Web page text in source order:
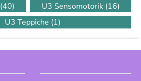
(40) U3 Sensomotorik (16)
U3 Teppiche (1)